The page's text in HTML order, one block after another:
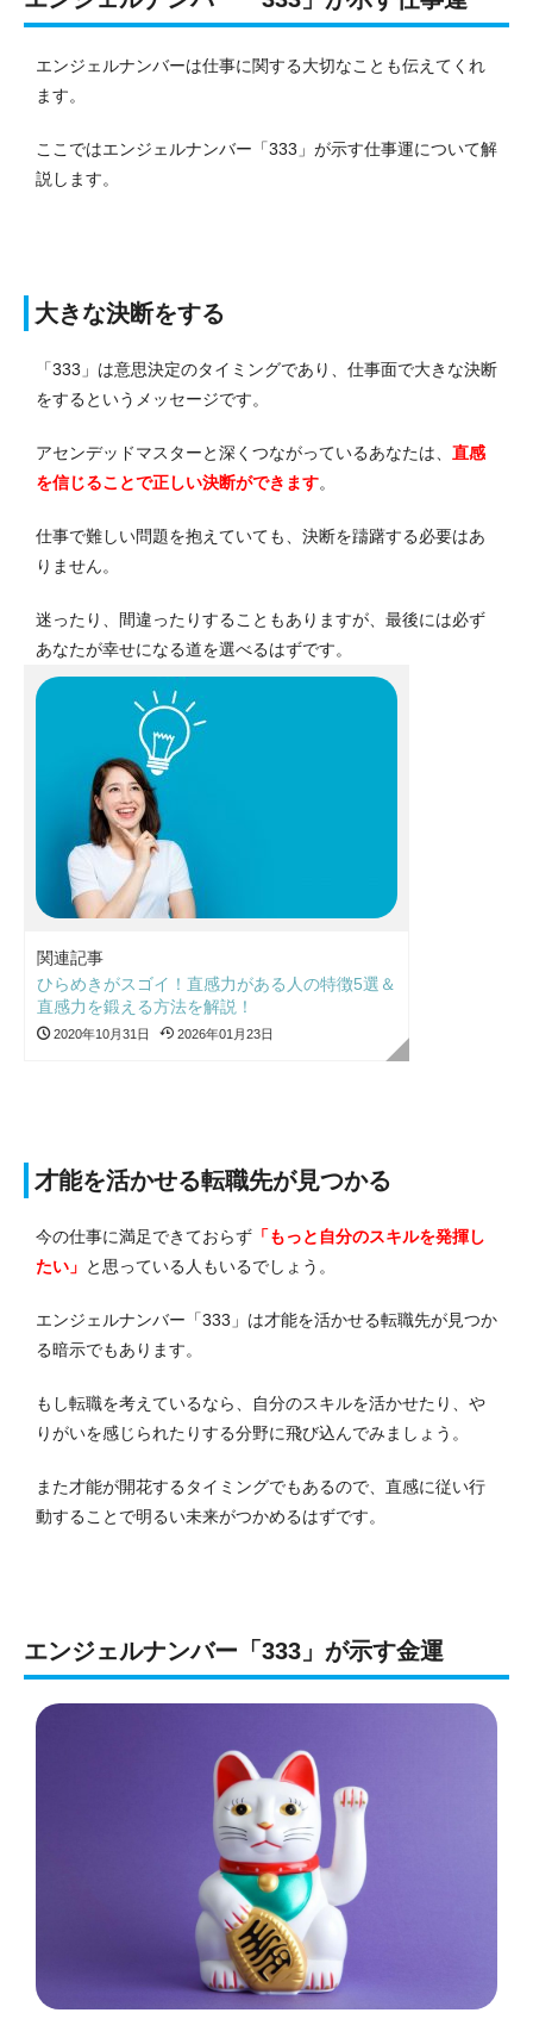
エンジェルナンバーは仕事に関する大切なことも伝えてくれ
ます。
ここではエンジェルナンバー「333」が示す仕事運について解
説します。
大きな決断をする
「333」は意思決定のタイミングであり、仕事面で大きな決断
をするというメッセージです。
アセンデッドマスターと深くつながっているあなたは、 直感
を信じることで正しい決断ができます。
仕事で難しい問題を抱えていても、決断を躊躇する必要はあ
りません。
迷ったり、間違ったりすることもありますが、最後には必ず
あなたが幸せになる道を選べるはずです。
関連記事
ひらめきがスゴイ！直感力がある人の特徴5選＆
直感力を鍛える方法を解説！
2020年10月31日 2026年01月23日
才能を活かせる転職先が見つかる
今の仕事に満足できておらず 「もっと自分のスキルを発揮し
たい」 と思っている人もいるでしょう。
エンジェルナンバー「333」は才能を活かせる転職先が見つか
る暗示でもあります。
もし転職を考えているなら、自分のスキルを活かせたり、や
りがいを感じられたりする分野に飛び込んでみましょう。
また才能が開花するタイミングでもあるので、直感に従い行
動することで明るい未来がつかめるはずです。
エンジェルナンバー「333」が示す金運